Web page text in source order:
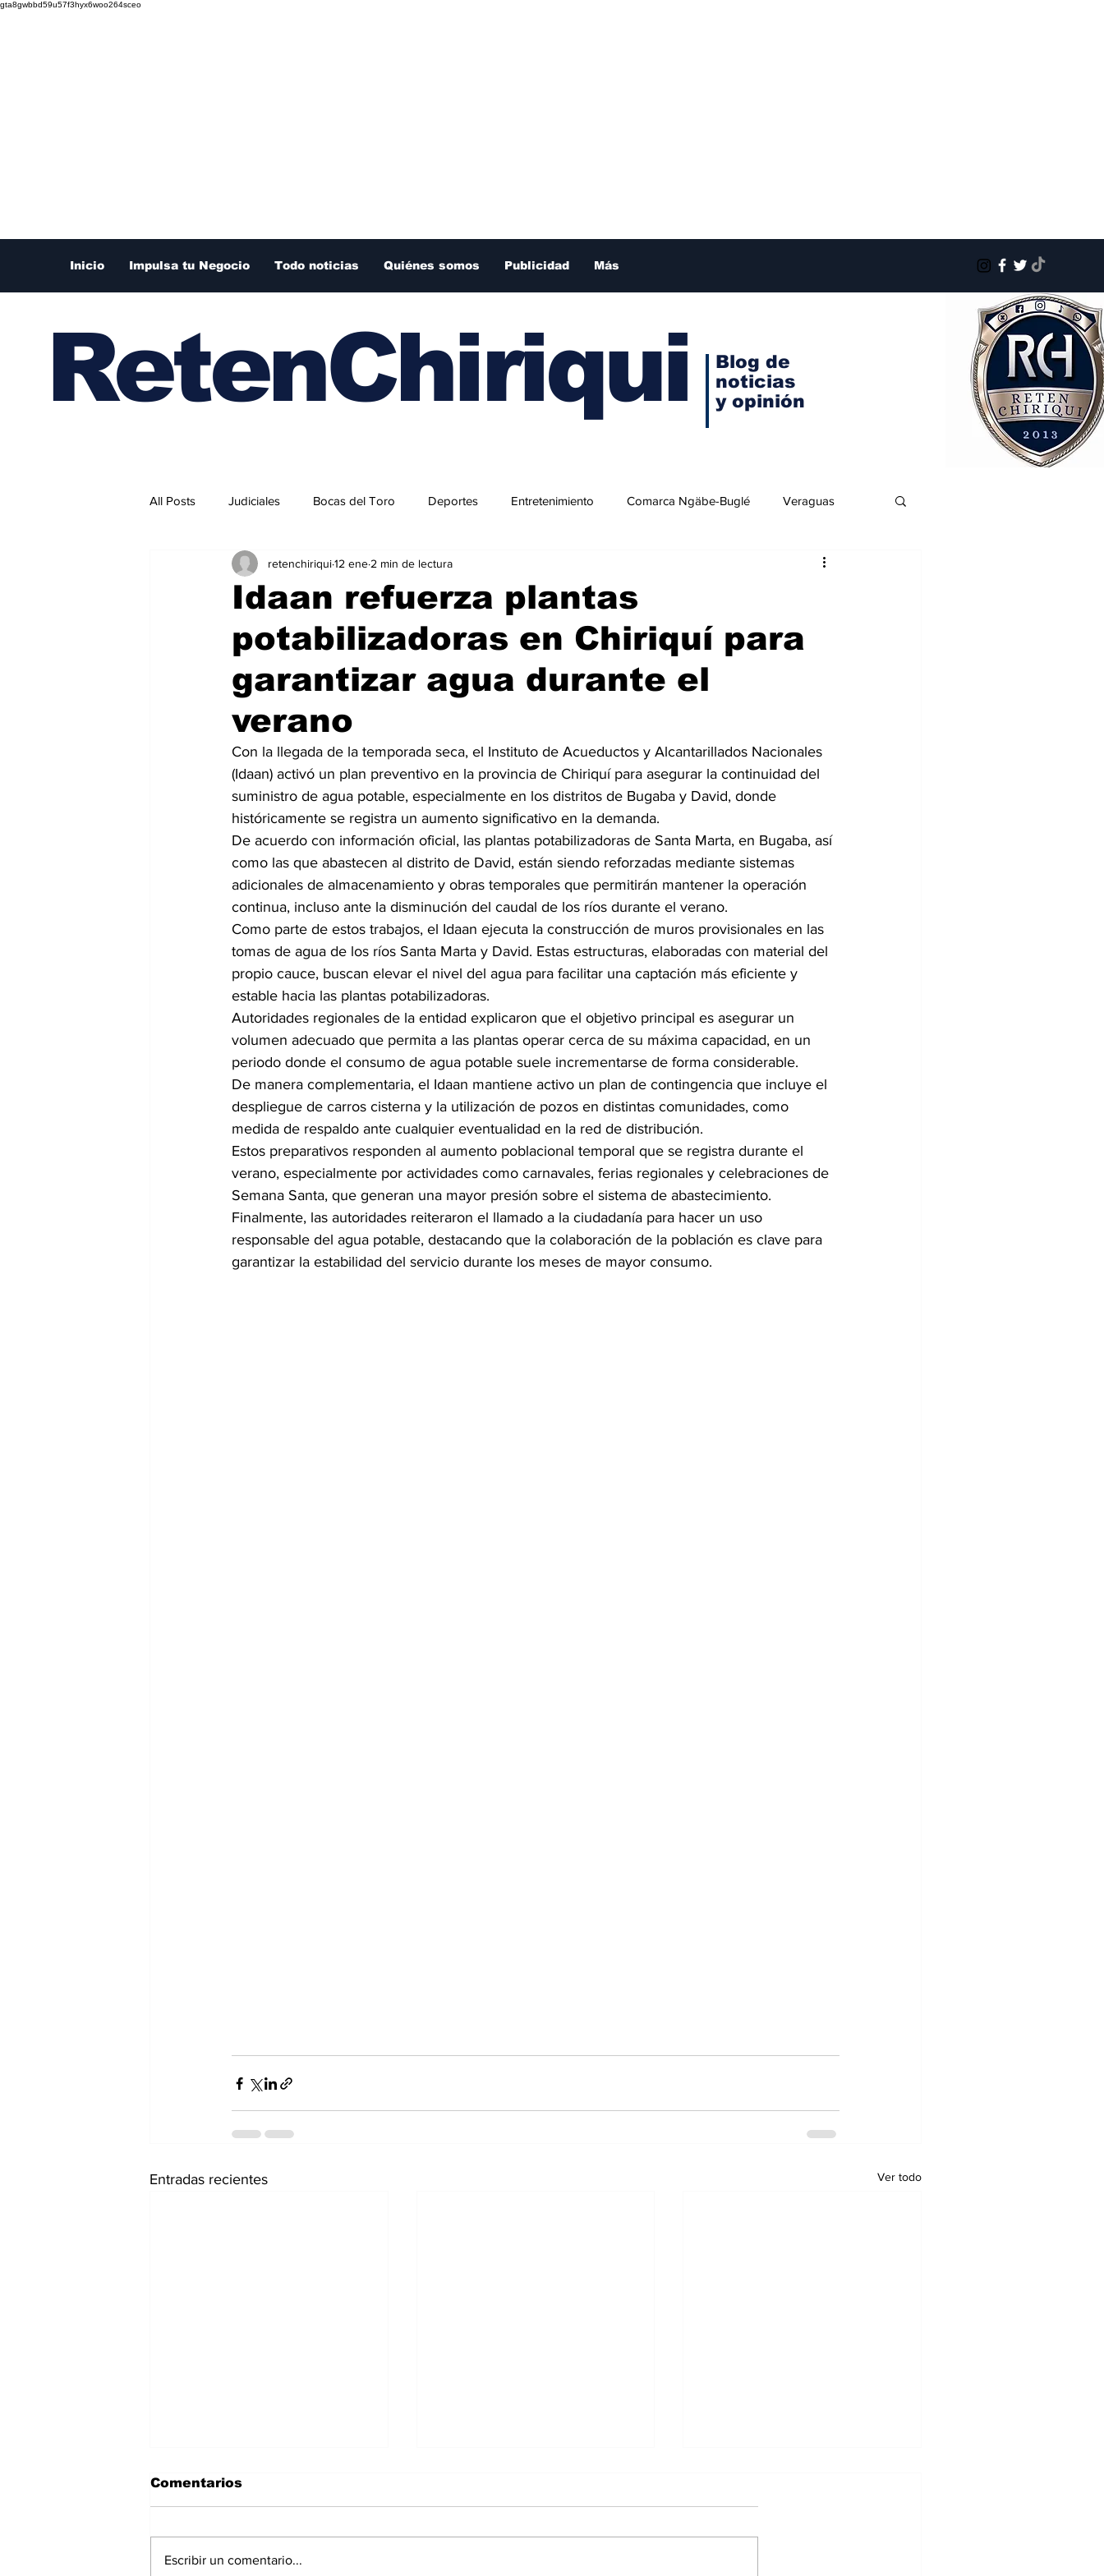
gta8gwbbd59u57f3hyx6woo264sceo
Inicio Impulsa tu Negocio Todo noticias Quiénes somos Publicidad Más
RetenChiriqui
Blog de
noticias
y opinión
All Posts Judiciales Bocas del Toro Deportes Entretenimiento Comarca Ngäbe-Buglé Veraguas
Internacionales
Idaan refuerza plantas
potabilizadoras en Chiriquí para
garantizar agua durante el
verano
retenchiriqui12 ene 2 min de lectura
Con la llegada de la temporada seca, el Instituto de Acueductos y Alcantarillados Nacionales
(Idaan) activó un plan preventivo en la provincia de Chiriquí para asegurar la continuidad del
suministro de agua potable, especialmente en los distritos de Bugaba y David, donde
históricamente se registra un aumento significativo en la demanda.
De acuerdo con información oficial, las plantas potabilizadoras de Santa Marta, en Bugaba, así
como las que abastecen al distrito de David, están siendo reforzadas mediante sistemas
adicionales de almacenamiento y obras temporales que permitirán mantener la operación
continua, incluso ante la disminución del caudal de los ríos durante el verano.
Como parte de estos trabajos, el Idaan ejecuta la construcción de muros provisionales en las
tomas de agua de los ríos Santa Marta y David. Estas estructuras, elaboradas con material del
propio cauce, buscan elevar el nivel del agua para facilitar una captación más eficiente y
estable hacia las plantas potabilizadoras.
Autoridades regionales de la entidad explicaron que el objetivo principal es asegurar un
volumen adecuado que permita a las plantas operar cerca de su máxima capacidad, en un
periodo donde el consumo de agua potable suele incrementarse de forma considerable.
De manera complementaria, el Idaan mantiene activo un plan de contingencia que incluye el
despliegue de carros cisterna y la utilización de pozos en distintas comunidades, como
medida de respaldo ante cualquier eventualidad en la red de distribución.
Estos preparativos responden al aumento poblacional temporal que se registra durante el
verano, especialmente por actividades como carnavales, ferias regionales y celebraciones de
Semana Santa, que generan una mayor presión sobre el sistema de abastecimiento.
Finalmente, las autoridades reiteraron el llamado a la ciudadanía para hacer un uso
responsable del agua potable, destacando que la colaboración de la población es clave para
garantizar la estabilidad del servicio durante los meses de mayor consumo.
Entradas recientes Ver todo
Comentarios
Escribir un comentario...